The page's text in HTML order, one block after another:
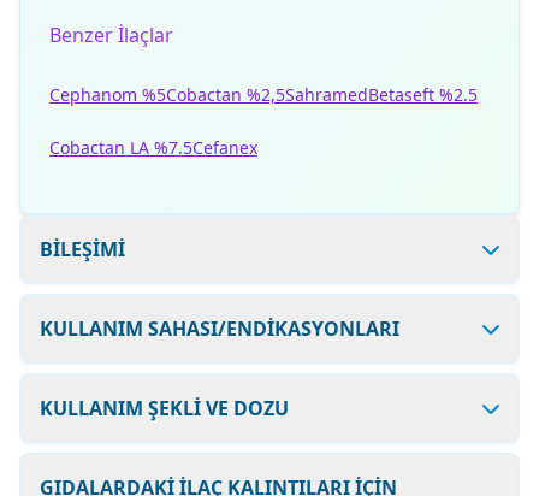
Benzer İlaçlar
Cephanom %5Cobactan %2,5SahramedBetaseft %2.5
Cobactan LA %7.5Cefanex
BİLEŞİMİ
KULLANIM SAHASI/ENDİKASYONLARI
KULLANIM ŞEKLİ VE DOZU
GIDALARDAKİ İLAÇ KALINTILARI İÇİN